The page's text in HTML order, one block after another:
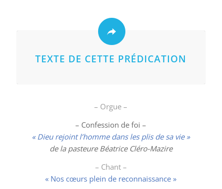
TEXTE DE CETTE PRÉDICATION
– Orgue –
– Confession de foi –
« Dieu rejoint l’homme dans les plis de sa vie »
de la pasteure Béatrice Cléro-Mazire
– Chant –
« Nos cœurs plein de reconnaissance »